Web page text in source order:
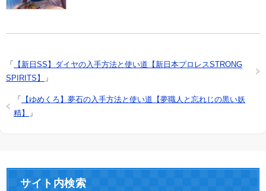
「
【新日SS】ダイヤの入手方法と使い道【新日本プロレスSTRONG
SPIRITS】
」
「
【ゆめくろ】夢石の入手方法と使い道【夢職人と忘れじの黒い妖
精】
」
サイト内検索